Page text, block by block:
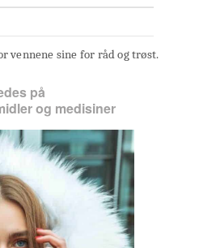
vennene sine for råd og trøst.
på
og medisiner